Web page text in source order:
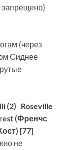
запрещено)
(через
Сиднее
(2) Roseville
(Френчс
[77]
не